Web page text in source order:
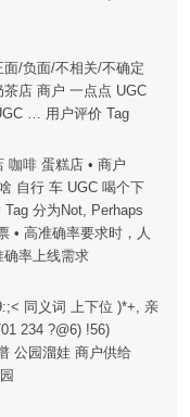
/负面/不相关/不确定
店 商户 一点点 UGC
… 用户评价 Tag
啡 蛋糕店 • 商户
自行 车 UGC 喝个下
分为Not, Perhaps
• 高准确率要求时，人
确率上线需求
同义词 上下位 )*+, 亲
234 ?@6) !56)
公园溜娃 商户供给